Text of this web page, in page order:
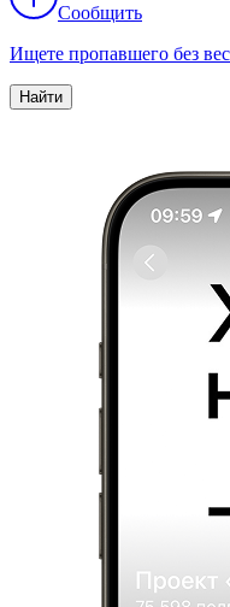
Сообщить
Ищете пропавшего без
Найти